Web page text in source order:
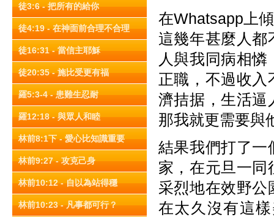
徒3:6 - 把所有的給你
徒4:19 - 在神面前合理不合理
徒16:31 - 當信主耶穌
徒20:35 - 施比受更有福
羅5:3-4 - 患難生忍耐
羅12:18 - 與眾人和睦
林前8:1下 - 愛心比知識重要
林前9:27 - 攻克己身
林前10:12 - 自以為站得穩
林前10:23 - 凡事都可行？
在Whatsapp上
這幾年甚麼人都
人與我同病相
正職，不過收入
濟拮据，生活逼
那我就更需要與
結果我們打了一
家，在元旦一同
采烈地在效野公
在太久沒有這